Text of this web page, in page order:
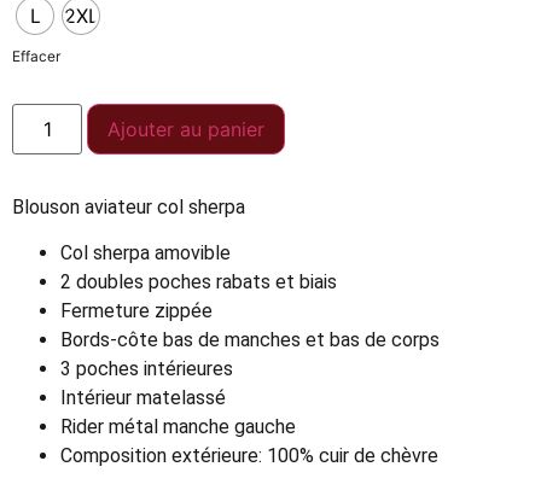
L 2XL
Effacer
Ajouter au panier
Blouson aviateur col sherpa
Col sherpa amovible
2 doubles poches rabats et biais
Fermeture zippée
Bords-côte bas de manches et bas de corps
3 poches intérieures
Intérieur matelassé
Rider métal manche gauche
Composition extérieure: 100% cuir de chèvre